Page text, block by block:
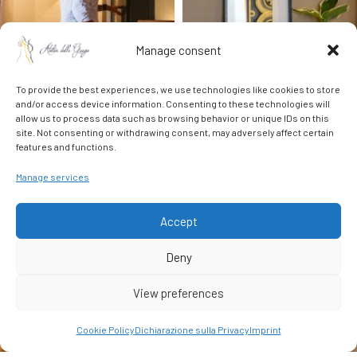
Manage consent
To provide the best experiences, we use technologies like cookies to store
and/or access device information. Consenting to these technologies will
allow us to process data such as browsing behavior or unique IDs on this
site. Not consenting or withdrawing consent, may adversely affect certain
features and functions.
Manage services
Accept
Deny
View preferences
Cookie PolicyDichiarazione sulla PrivacyImprint